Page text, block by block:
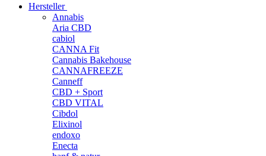
Hersteller
Annabis
Aria CBD
cabiol
CANNA Fit
Cannabis Bakehouse
CANNAFREEZE
Canneff
CBD + Sport
CBD VITAL
Cibdol
Elixinol
endoxo
Enecta